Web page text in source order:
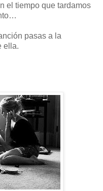
el tiempo que tardamos
pasas a la
ella.